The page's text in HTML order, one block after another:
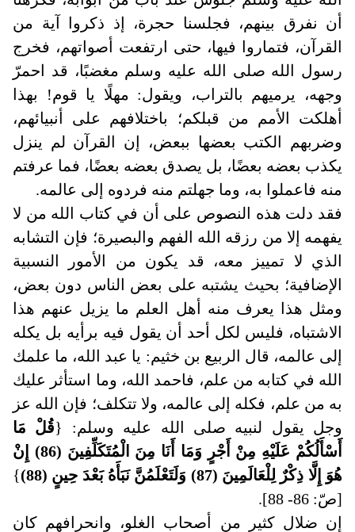
أن نفرق بينهم، فجلسنا حجرة، إذ ذكروا آية من
القرآن، فتماروا فيها، حتى ارتفعت أصواتهم، فخرج
رسول الله صلى الله عليه وسلم مغضبًا، قد احمرّ
وجهه، يرميهم بالتراب، ويقول: مهلًا يا قوم! بهذا
أهلكت الأمم من قبلكم؛ باختلافهم على أنبيائهم،
وضربهم الكتب بعضها ببعض، إن القرآن لم ينزل
يكذب بعضه بعضًا، بل يصدق بعضه بعضًا، فما عرفتم
منه فاعملوا به، وما جهلتم منه فردوه إلى عالمه.
فقد دلت هذه النصوص على أن في كتاب الله من لا
يفهمه إلا من رزقه الله الفهم والبصيرة؛ فإن التشابه
الذي لا تمييز معه، قد يكون من الأمور النسبية
الإضافية؛ بحيث يشتبه على بعض الناس دون بعض،
ومثل هذا يعرف منه أهل العلم ما يزيل عنهم هذا
الاشتباه، فليس لكل أحد أن يقول فيه برأيه بل يكله
إلى عالمه، قال الربيع بن خثيم: يا عبد الله، ما علمك
الله في كتابه من علم، فاحمد الله، وما استأثر عليك
به من علم، فكله إلى عالمه، ولا تتكلف؛ فإن الله عز
وجل يقول لنبيه صلى الله عليه وسلم: {قُلْ مَا
أَسْأَلُكُمْ عَلَيْهِ مِنْ أَجْرٍ وَمَا أَنَا مِنَ الْمُتَكَلِّفِينَ (86) إِنْ
هُوَ إِلَّا ذِكْرٌ لِلْعَالَمِينَ (87) وَلَتَعْلَمُنَّ نَبَأَهُ بَعْدَ حِينٍ (88)
}
[صّ: 86- 88].
إن ضلال كثير من أصحاب الغلو، وانحرافهم كان